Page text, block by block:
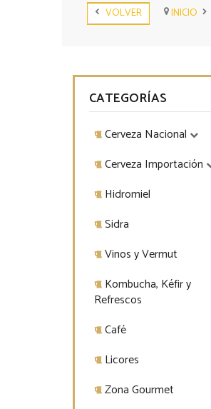
VOLVER INICIO
CATEGORÍAS
Cerveza Nacional
Cerveza Importación
Hidromiel
Sidra
Vinos y Vermut
Kombucha, Kéfir y
Refrescos
Café
Licores
Zona Gourmet